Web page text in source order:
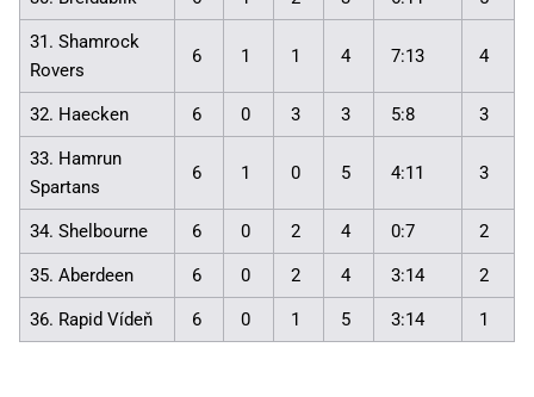
31. Shamrock
Rovers
6 1 1 4 7:13 4
32. Haecken 6 0 3 3 5:8 3
33. Hamrun
Spartans
6 1 0 5 4:11 3
34. Shelbourne 6 0 2 4 0:7 2
35. Aberdeen 6 0 2 4 3:14 2
36. Rapid Vídeň 6 0 1 5 3:14 1